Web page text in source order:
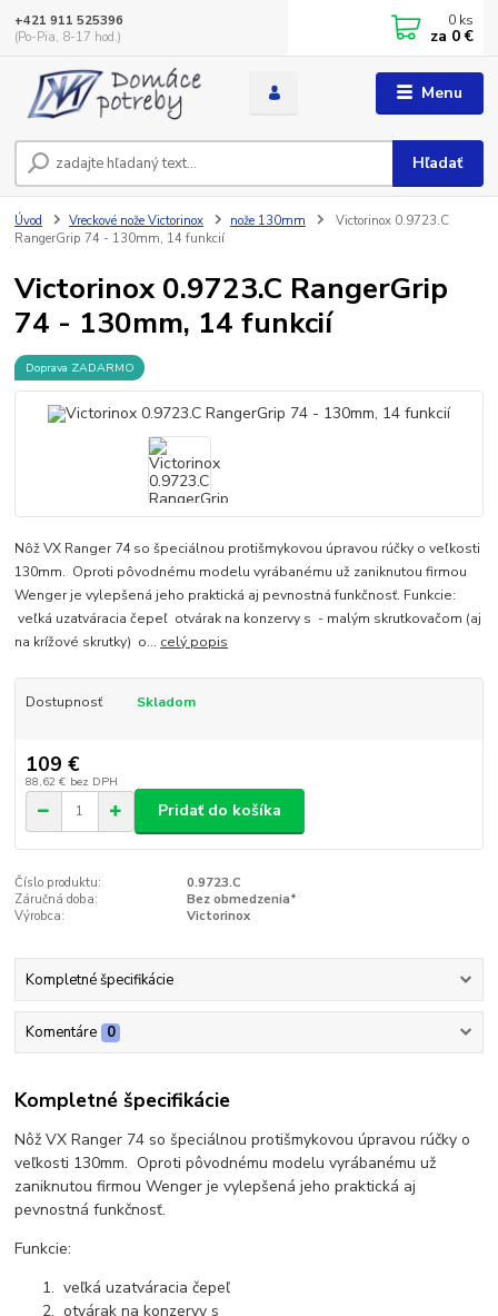
Menu
Hľadať
+421 911 525396
(Po-Pia, 8-17 hod.)
0 ks
za 0 €
Úvod Vreckové nože Victorinox nože 130mm
Victorinox 0.9723.C
RangerGrip 74 - 130mm, 14 funkcií
Victorinox 0.9723.C RangerGrip
74 - 130mm, 14 funkcií
Doprava ZADARMO
Nôž VX Ranger 74 so špeciálnou protišmykovou úpravou rúčky o veľkosti
130mm. Oproti pôvodnému modelu vyrábanému už zaniknutou firmou
Wenger je vylepšená jeho praktická aj pevnostná funkčnosť. Funkcie:
veľká uzatváracia čepeľ otvárak na konzervy s - malým skrutkovačom (aj
na krížové skrutky) o... celý popis
Dostupnosť Skladom
109 €
88,62 € bez DPH
Pridať do košíka
Číslo produktu:
0.9723.C
Záručná doba:
Bez obmedzenia*
Výrobca:
Victorinox
Kompletné špecifikácie
Komentáre 0
Kompletné špecifikácie
Nôž VX Ranger 74 so špeciálnou protišmykovou úpravou rúčky o
veľkosti 130mm. Oproti pôvodnému modelu vyrábanému už
zaniknutou firmou Wenger je vylepšená jeho praktická aj
pevnostná funkčnosť.
Funkcie:
veľká uzatváracia čepeľ
otvárak na konzervy s